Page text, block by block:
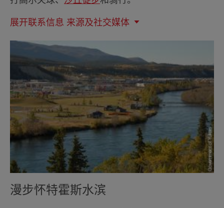
展开联系信息 来源及社交媒体
漫步怀特霍斯水滨